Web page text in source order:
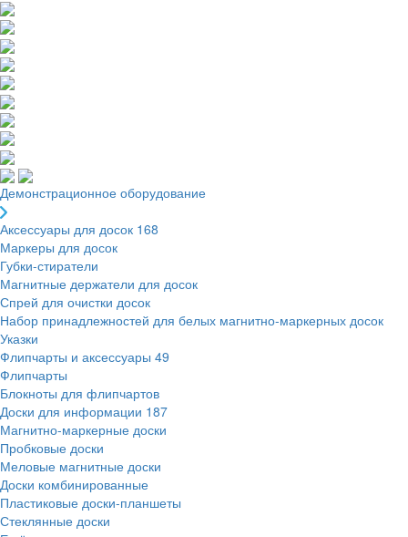
Демонстрационное оборудование
Аксессуары для досок 168
Маркеры для досок
Губки-стиратели
Магнитные держатели для досок
Спрей для очистки досок
Набор принадлежностей для белых магнитно-маркерных досок
Указки
Флипчарты и аксессуары 49
Флипчарты
Блокноты для флипчартов
Доски для информации 187
Магнитно-маркерные доски
Пробковые доски
Меловые магнитные доски
Доски комбинированные
Пластиковые доски-планшеты
Стеклянные доски